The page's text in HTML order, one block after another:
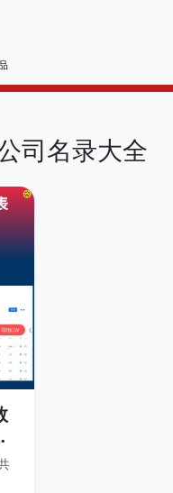
司名录大全